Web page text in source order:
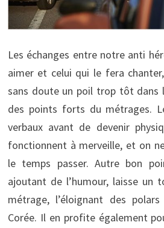
Les échanges entre notre anti
aimer et celui qui le fera
sans doute un poil trop tôt dans
des points forts du métrages.
verbaux avant de devenir
fonctionnent à merveille, et on
le temps passer. Autre bon
ajoutant de l’humour, laisse un
métrage, l’éloignant des
Corée. Il en profite également